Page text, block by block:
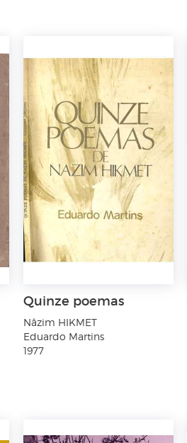
Quinze poemas
Nâzim HIKMET
Eduardo Martins
1977